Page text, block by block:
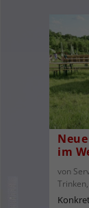
im
von
Trinken,